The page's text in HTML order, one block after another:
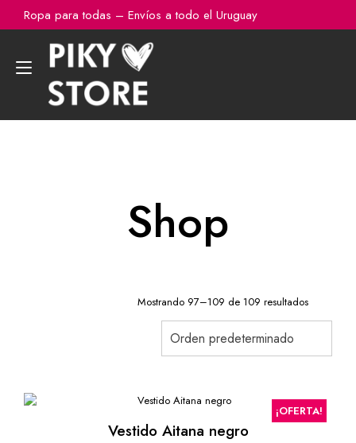
Ropa para todas – Envíos a todo el Uruguay
Alternar
navegación
Shop
Mostrando 97–109 de 109 resultados
Orden predeterminado
¡OFERTA!
Vestido Aitana negro